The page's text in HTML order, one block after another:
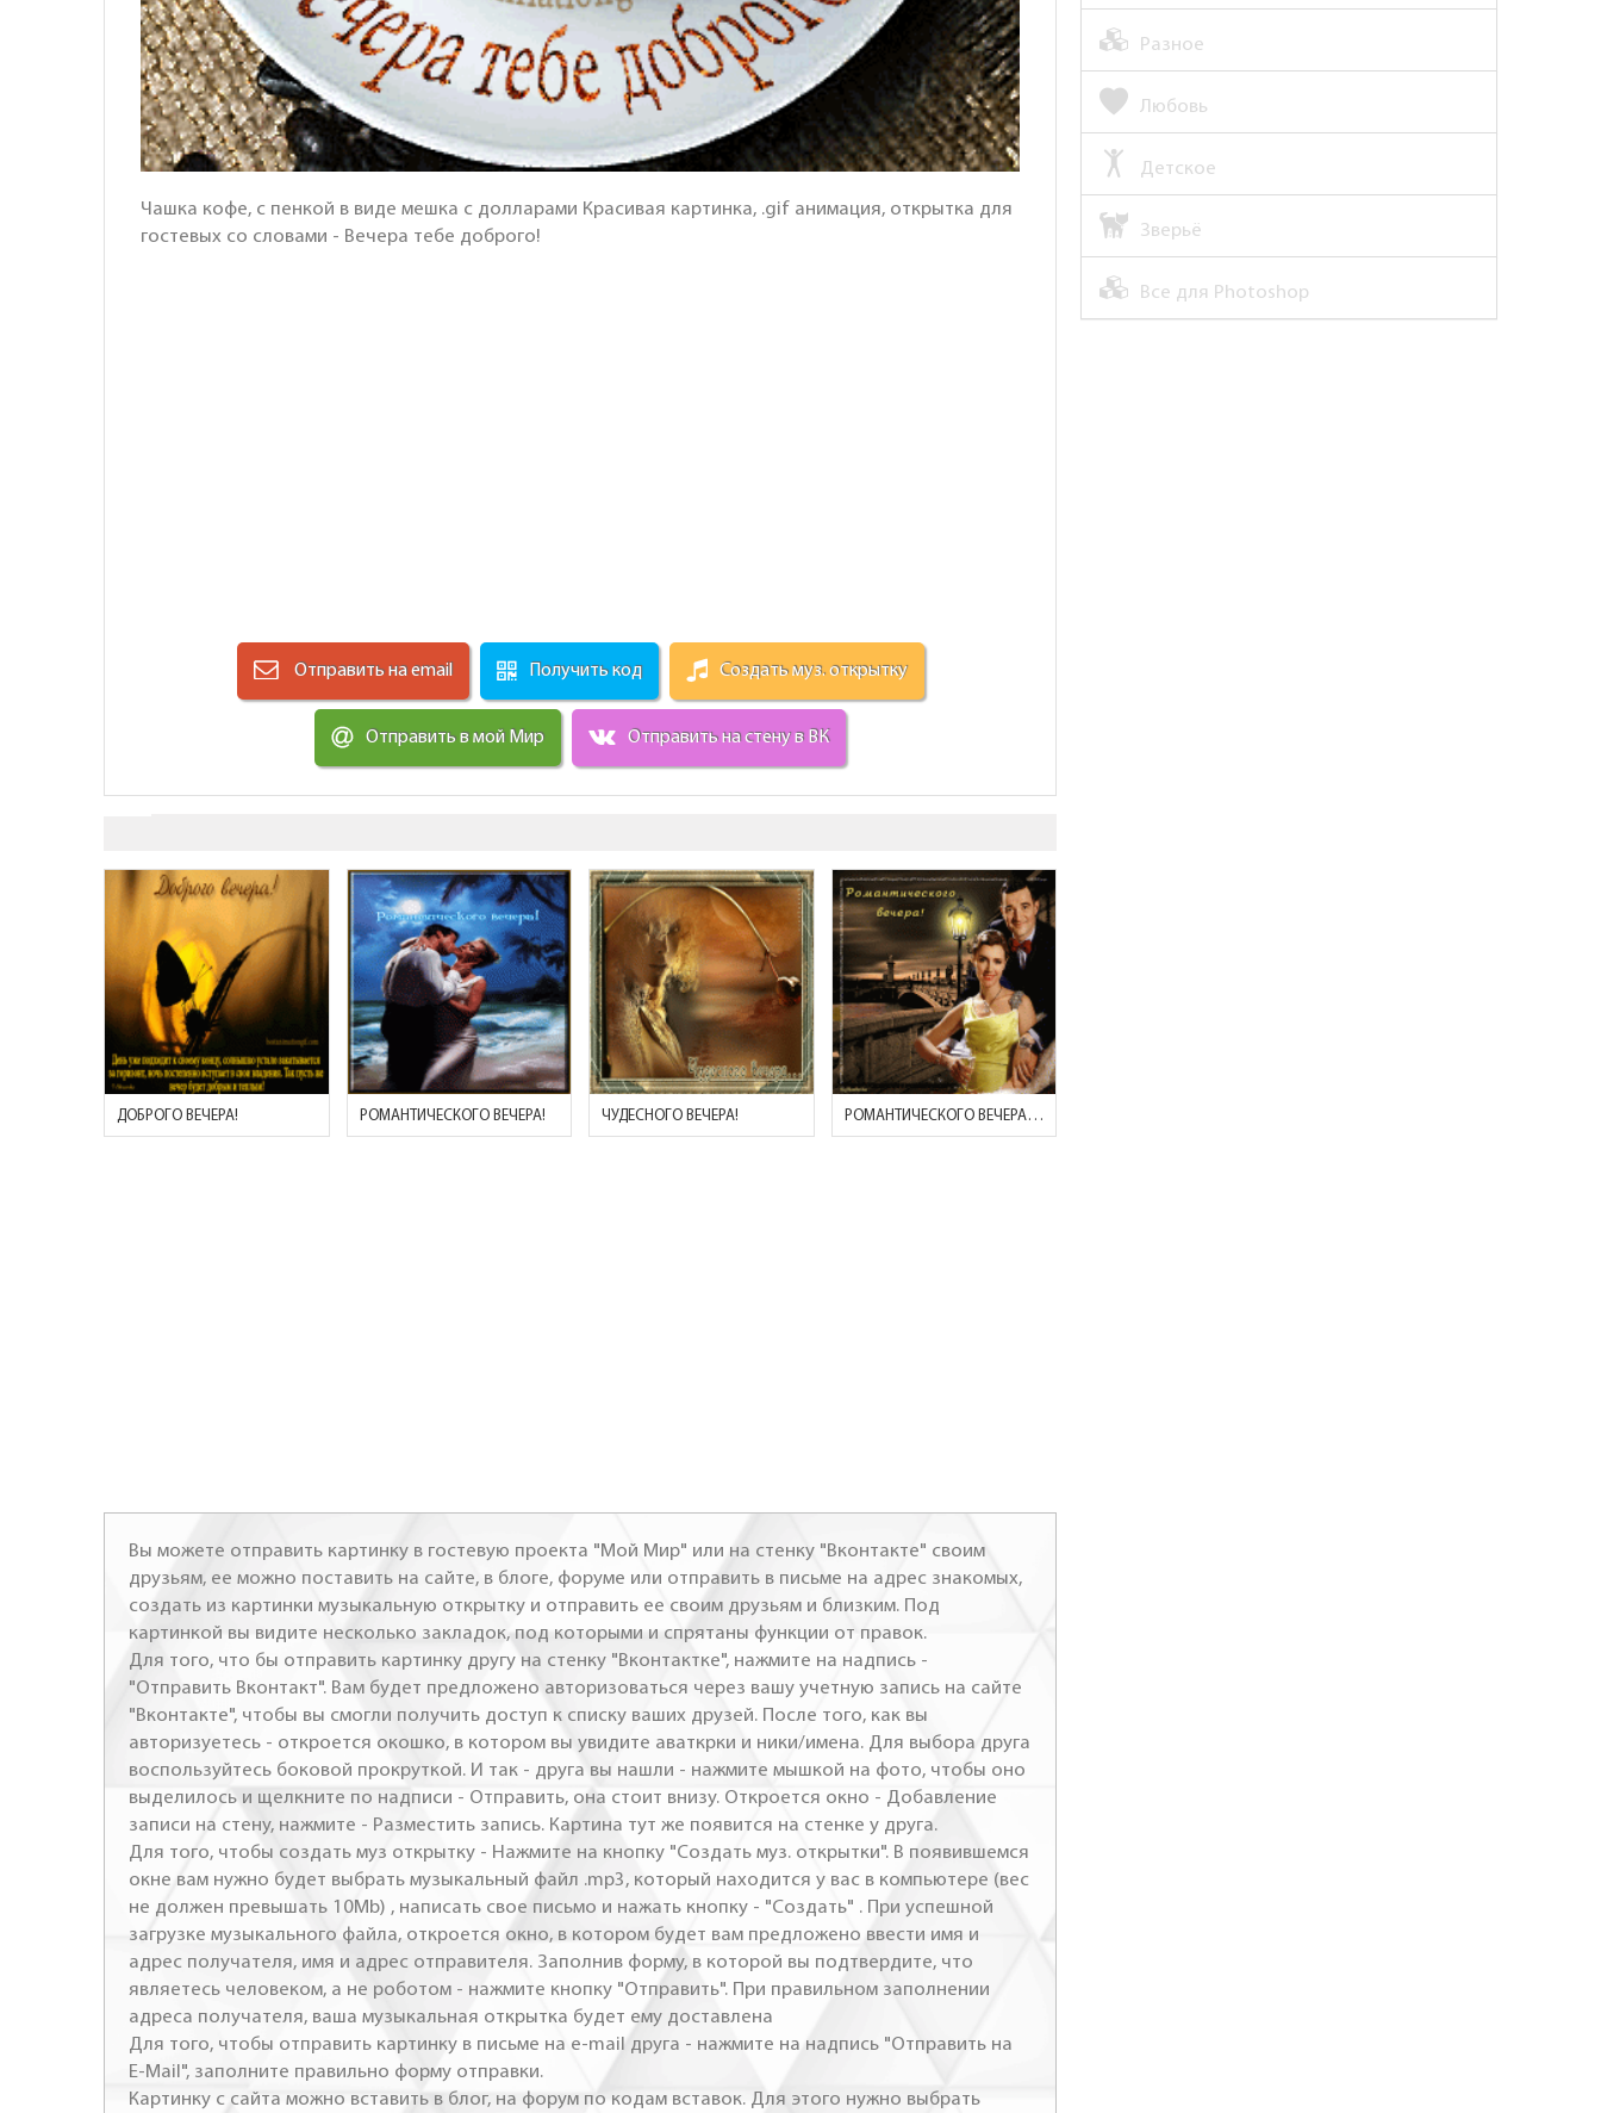
Чашка кофе, с пенкой в виде мешка с долларами Красивая картинка, .gif анимация, открытка для
гостевых со словами - Вечера тебе доброго!
Отправить на email Получить код Создать муз. открытку
Отправить в мой Мир Отправить на стену в ВК
ДОБРОГО ВЕЧЕРА! РОМАНТИЧЕСКОГО ВЕЧЕРА! ЧУДЕСНОГО ВЕЧЕРА! РОМАНТИЧЕСКОГО ВЕЧЕРА! (НА НАБЕРЕЖНОЙ)
Вы можете отправить картинку в гостевую проекта "Мой Мир" или на стенку "Вконтакте" своим
друзьям, ее можно поставить на сайте, в блоге, форуме или отправить в письме на адрес знакомых,
создать из картинки музыкальную открытку и отправить ее своим друзьям и близким. Под
картинкой вы видите несколько закладок, под которыми и спрятаны функции от правок.
Для того, что бы отправить картинку другу на стенку "Вконтактке", нажмите на надпись -
"Отправить Вконтакт". Вам будет предложено авторизоваться через вашу учетную запись на сайте
"Вконтакте", чтобы вы смогли получить доступ к списку ваших друзей. После того, как вы
авторизуетесь - откроется окошко, в котором вы увидите аваткрки и ники/имена. Для выбора друга
воспользуйтесь боковой прокруткой. И так - друга вы нашли - нажмите мышкой на фото, чтобы оно
выделилось и щелкните по надписи - Отправить, она стоит внизу. Откроется окно - Добавление
записи на стену, нажмите - Разместить запись. Картина тут же появится на стенке у друга.
Для того, чтобы создать муз открытку - Нажмите на кнопку "Создать муз. открытки". В появившемся
окне вам нужно будет выбрать музыкальный файл .mp3, который находится у вас в компьютере (вес
не должен превышать 10Mb) , написать свое письмо и нажать кнопку - "Создать" . При успешной
загрузке музыкального файла, откроется окно, в котором будет вам предложено ввести имя и
адрес получателя, имя и адрес отправителя. Заполнив форму, в которой вы подтвердите, что
являетесь человеком, а не роботом - нажмите кнопку "Отправить". При правильном заполнении
адреса получателя, ваша музыкальная открытка будет ему доставлена
Для того, чтобы отправить картинку в письме на e-mail друга - нажмите на надпись "Отправить на
E-Mail", заполните правильно форму отправки.
Картинку с сайта можно вставить в блог, на форум по кодам вставок. Для этого нужно выбрать
Разное
Любовь
Детское
Зверьё
Все для Photoshop